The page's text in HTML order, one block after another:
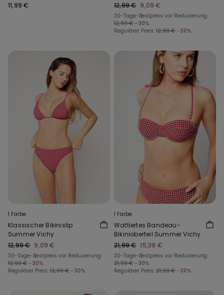
11,99 €
12,99 € 9,09 €
30-Tage-Bestpreis vor Reduzierung:
12,99 € -30%
Regulärer Preis: 12,99 € -30%
1 Farbe
Klassischer Bikinislip
Summer Vichy
12,99 € 9,09 €
30-Tage-Bestpreis vor Reduzierung:
12,99 € -30%
Regulärer Preis: 12,99 € -30%
1 Farbe
Wattiertes Bandeau-
Bikinioberteil Summer Vichy
21,99 € 15,39 €
30-Tage-Bestpreis vor Reduzierung:
21,99 € -30%
Regulärer Preis: 21,99 € -30%